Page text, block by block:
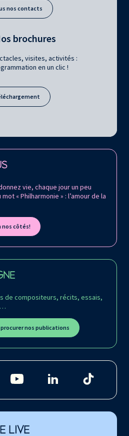
nos contacts
brochures
visites, activités :
en un clic !
vie, chaque jour un peu
« Philharmonie » : l’amour de la
nos côtés!
de compositeurs, récits, essais,
nos publications
sur
LIVE